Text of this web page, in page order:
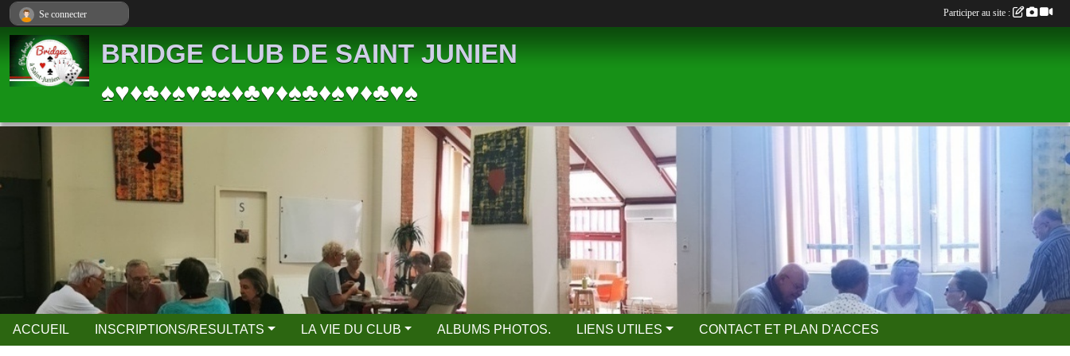
BRIDGE CLUB DE SAINT JUNIEN
♠♥♦♣♦♠♥♣♠♦♣♥♦♠♣♦♠♥♦♣♥♠
ACCUEIL INSCRIPTIONS/RESULTATS LA VIE DU CLUB ALBUMS PHOTOS. LIENS UTILES CONTACT ET PLAN D'ACCES
Se connecter Participer au site :
Panneau de gestion des cookies